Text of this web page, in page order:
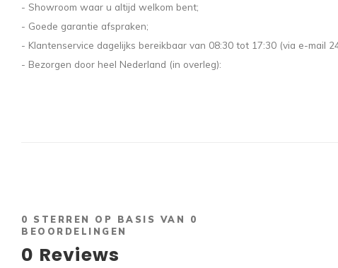
- Showroom waar u altijd welkom bent;
- Goede garantie afspraken;
- Klantenservice dagelijks bereikbaar van 08:30 tot 17:30 (via e-mail
- Bezorgen door heel Nederland (in overleg):
0 STERREN OP BASIS VAN 0
BEOORDELINGEN
0 Reviews